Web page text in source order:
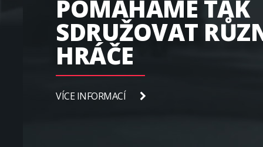
POMÁHÁME TAK
SDRUŽOVAT
HRÁČE
VÍCE INFORMACÍ